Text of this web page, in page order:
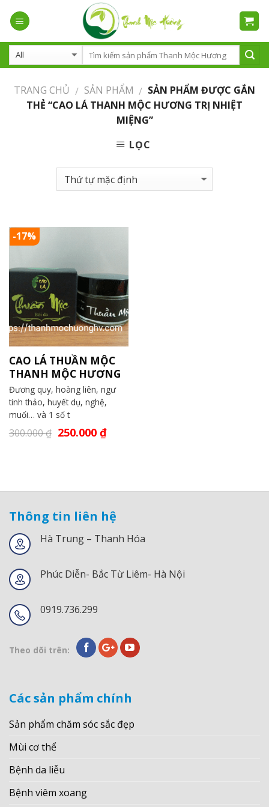
TRANG CHỦ / SẢN PHẨM / SẢN PHẨM ĐƯỢC GẮN
THẺ “CAO LÁ THANH MỘC HƯƠNG TRỊ NHIỆT
MIỆNG”
LỌC
-17%
CAO LÁ THUẦN MỘC
THANH MỘC HƯƠNG
Đương quy, hoàng liên, ngư
tinh thảo, huyết dụ, nghệ,
muối… và 1 số t
300.000₫ 250.000 ₫
Thông tin liên hệ
Hà Trung – Thanh Hóa
Phúc Diễn- Bắc Từ Liêm- Hà Nội
0919.736.299
Theo dõi trên:
Các sản phẩm chính
Sản phẩm chăm sóc sắc đẹp
Mùi cơ thể
Bệnh da liễu
Bệnh viêm xoang